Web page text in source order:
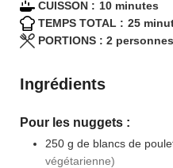
CUISSON : 10minutes
minutes
TEMPS TOTAL : 25
PORTIONS : 2 personnes
Ingrédients
Pour les nuggets :
250 g de blancs de
végétarienne)